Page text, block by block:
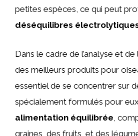
petites espèces, ce qui peut
déséquilibres
Dans le cadre de l’analyse et
des meilleurs produits pour
essentiel de se concentrer sur
spécialement formulés pour eux.
alimentation équilibrée ,
graines, des fruits, et des